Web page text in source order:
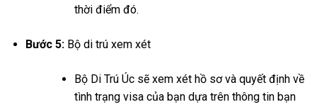
thời điểm đó.
Bước 5:Bộ di trú xem xét
Bộ Di Trú Úc sẽ xem xét hồ sơ và quyết định về
tình trạng visa của bạn dựa trên thông tin bạn